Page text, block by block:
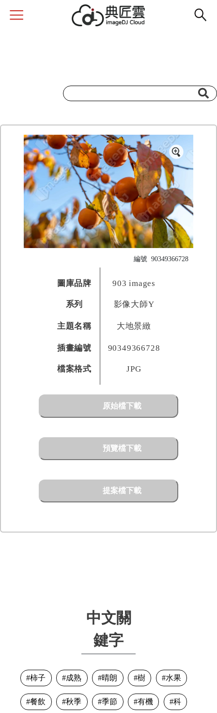
編號 90349366728
圖庫品牌 903 images
系列 影像大師Y
主題名稱 大地景緻
插畫編號 90349366728
檔案格式 JPG
原始檔下載
預覽檔下載
提案檔下載
中文關
鍵字
柿子 成熟 晴朗 樹 水果
餐飲 秋季 季節 有機 科